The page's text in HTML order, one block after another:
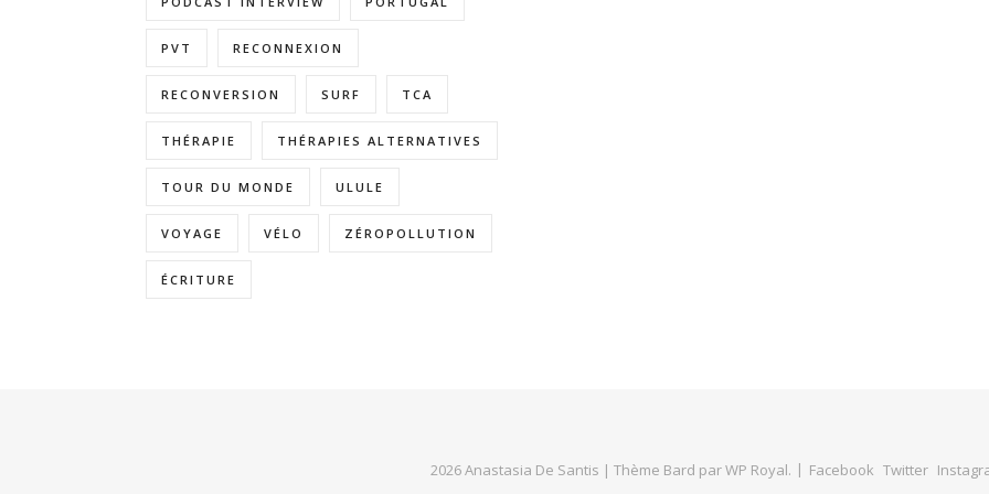
PVT RECONNEXION
RECONVERSION SURF TCA
THÉRAPIE THÉRAPIES ALTERNATIVES
TOUR DU MONDE ULULE
VOYAGE VÉLO ZÉROPOLLUTION
ÉCRITURE
2026 Anastasia De Santis | Thème Bard parWP Royal. Facebook Twitter